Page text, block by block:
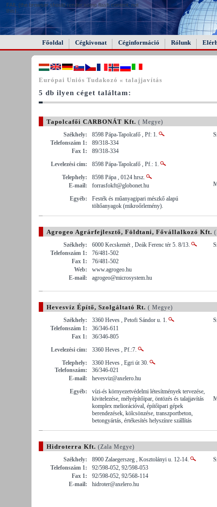
FAIL (the browser should render some flash content, not
this).
Főoldal Cégkivonat Céginformáció Rólunk
Európai Uniós Tudakozó « talajjavítás
5 db ilyen céget találtam:
Tapolcafői CARBONÁT Kft. ( Megye)
Székhely:
8598 Pápa-Tapolcafő , Pf: 1.
Telefonszám 1:
89/318-334
Fax 1:
89/318-334
Levelezési cím:
8598 Pápa-Tapolcafő , Pf.: 1.
Telephely:
8598 Pápa , 0124 hrsz.
E-mail:
forrasfokft@globonet.hu
Egyéb:
Festék és műanyagipari mészkő alapú
töltőanyagok (mikroőrlemény).
Agrogeo Agrárfejlesztő, Földtani, Fővállalkozó Kft.
Székhely:
6000 Kecskemét , Deák Ferenc tér 5. 8/13.
Telefonszám 1:
76/481-502
Fax 1:
76/481-502
Web:
www.agrogeo.hu
E-mail:
agrogeo@microsystem.hu
Hevesvíz Építő, Szolgáltató Rt. ( Megye)
Székhely:
3360 Heves , Petofi Sándor u. 1.
Telefonszám 1:
36/346-611
Fax 1:
36/346-805
Levelezési cím:
3360 Heves , Pf.:7.
Telephely:
3360 Heves , Egri út 30.
Telefonszám:
36/346-021
E-mail:
hevesviz@axelero.hu
Egyéb:
vízi-és környezetvédelmi létesítmények tervezése,
kivitelezése, mélyépítőipar, öntözés és talajjavítás
komplex meliorációval, építőipari gépek
berendezések, kölcsönzése, transzportbeton,
betongyártás, értékesítés helyszínre szállítás
Hidroterra Kft. (Zala Megye)
Székhely:
8900 Zalaegerszeg , Kosztolányi u. 12-14.
Telefonszám 1:
92/598-052, 92/598-053
Fax 1:
92/598-052, 92/568-114
E-mail:
hidroter@axelero.hu